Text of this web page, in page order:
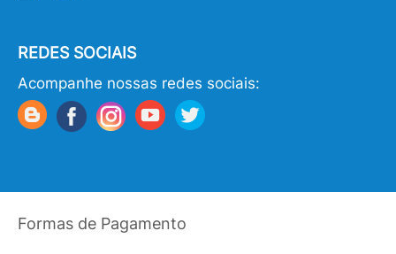
REDES SOCIAIS
Acompanhe nossas redes sociais:
Formas de Pagamento